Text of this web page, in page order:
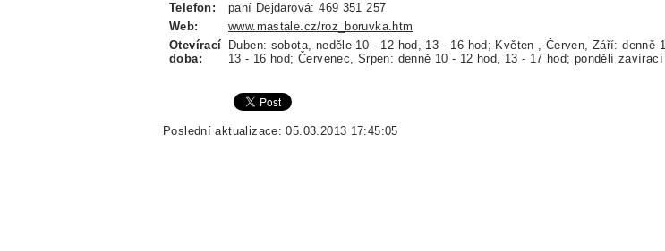
Telefon:
paní Dejdarová: 469 351 257
Web:
www.mastale.cz/roz_boruvka.htm
Otevírací
doba:
Duben: sobota, neděle 10 - 12 hod, 13 - 16 hod; Květen , Červen, Září: denně
13 - 16 hod; Červenec, Srpen: denně 10 - 12 hod, 13 - 17 hod; pondělí zavírací
Poslední aktualizace: 05.03.2013 17:45:05